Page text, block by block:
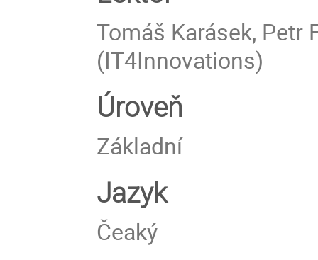
Tomáš Karásek, Petr
(IT4Innovations)
Úroveň
Základní
Jazyk
Čeaký